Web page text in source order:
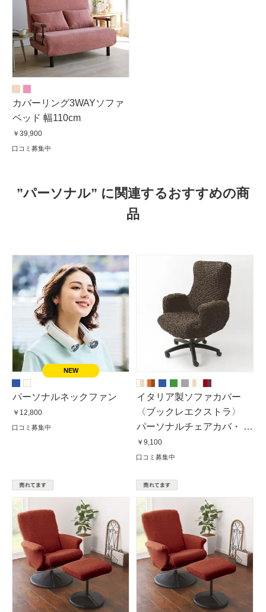
カバーリング3WAYソファ
ベッド 幅110cm
￥39,900
口コミ募集中
”パーソナル” に関連するおすすめの商
品
パーソナルネックファン
￥12,800
口コミ募集中
イタリア製ソファカバー
〈ブックレエクストラ〉
パーソナルチェアカバ・ パ
フ無
￥9,100
口コミ募集中